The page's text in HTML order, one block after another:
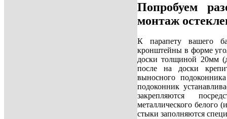
Попробуем
монтаж
К парапету вашего
кронштейны в форме
доски толщиной 20мм
после на доски
выносного
подоконник
закрепляются
металлического белого
стыки заполняются